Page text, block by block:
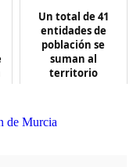
Un total de 41
entidades de
población se
suman al
territorio
de Murcia